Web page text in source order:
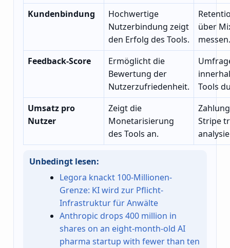
Kundenbindung
Hochwertige
Nutzerbindung zeigt
den Erfolg des Tools.
über
messen.
Feedback-Score
Ermöglicht die
Bewertung der
Nutzerzufriedenheit.
Tools
Umsatz pro
Nutzer
Zeigt die
Monetarisierung
des Tools an.
Stripe
Unbedingt lesen:
Legora knackt 100-Millionen-
Grenze: KI wird zur Pflicht-
Infrastruktur für Anwälte
Anthropic drops 400 million in
shares on an eight-month-old AI
pharma startup with fewer than ten